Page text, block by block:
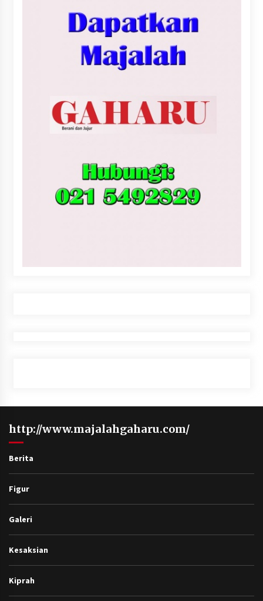
http://www.majalahgaharu.com/
Berita
Figur
Galeri
Kesaksian
Kiprah